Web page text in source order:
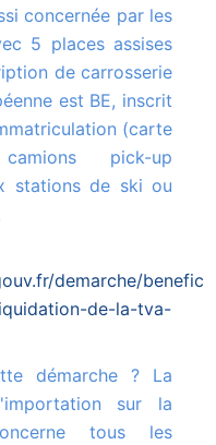
concernée par les
5 places assises
de carrosserie
est BE, inscrit
(carte
pick-up
stations de ski ou
demarche/
de-la-tva-
sur la
tous les